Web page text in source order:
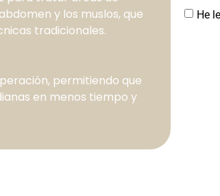
y los muslos, que
tradicionales.
permitiendo que
en menos tiempo y
He